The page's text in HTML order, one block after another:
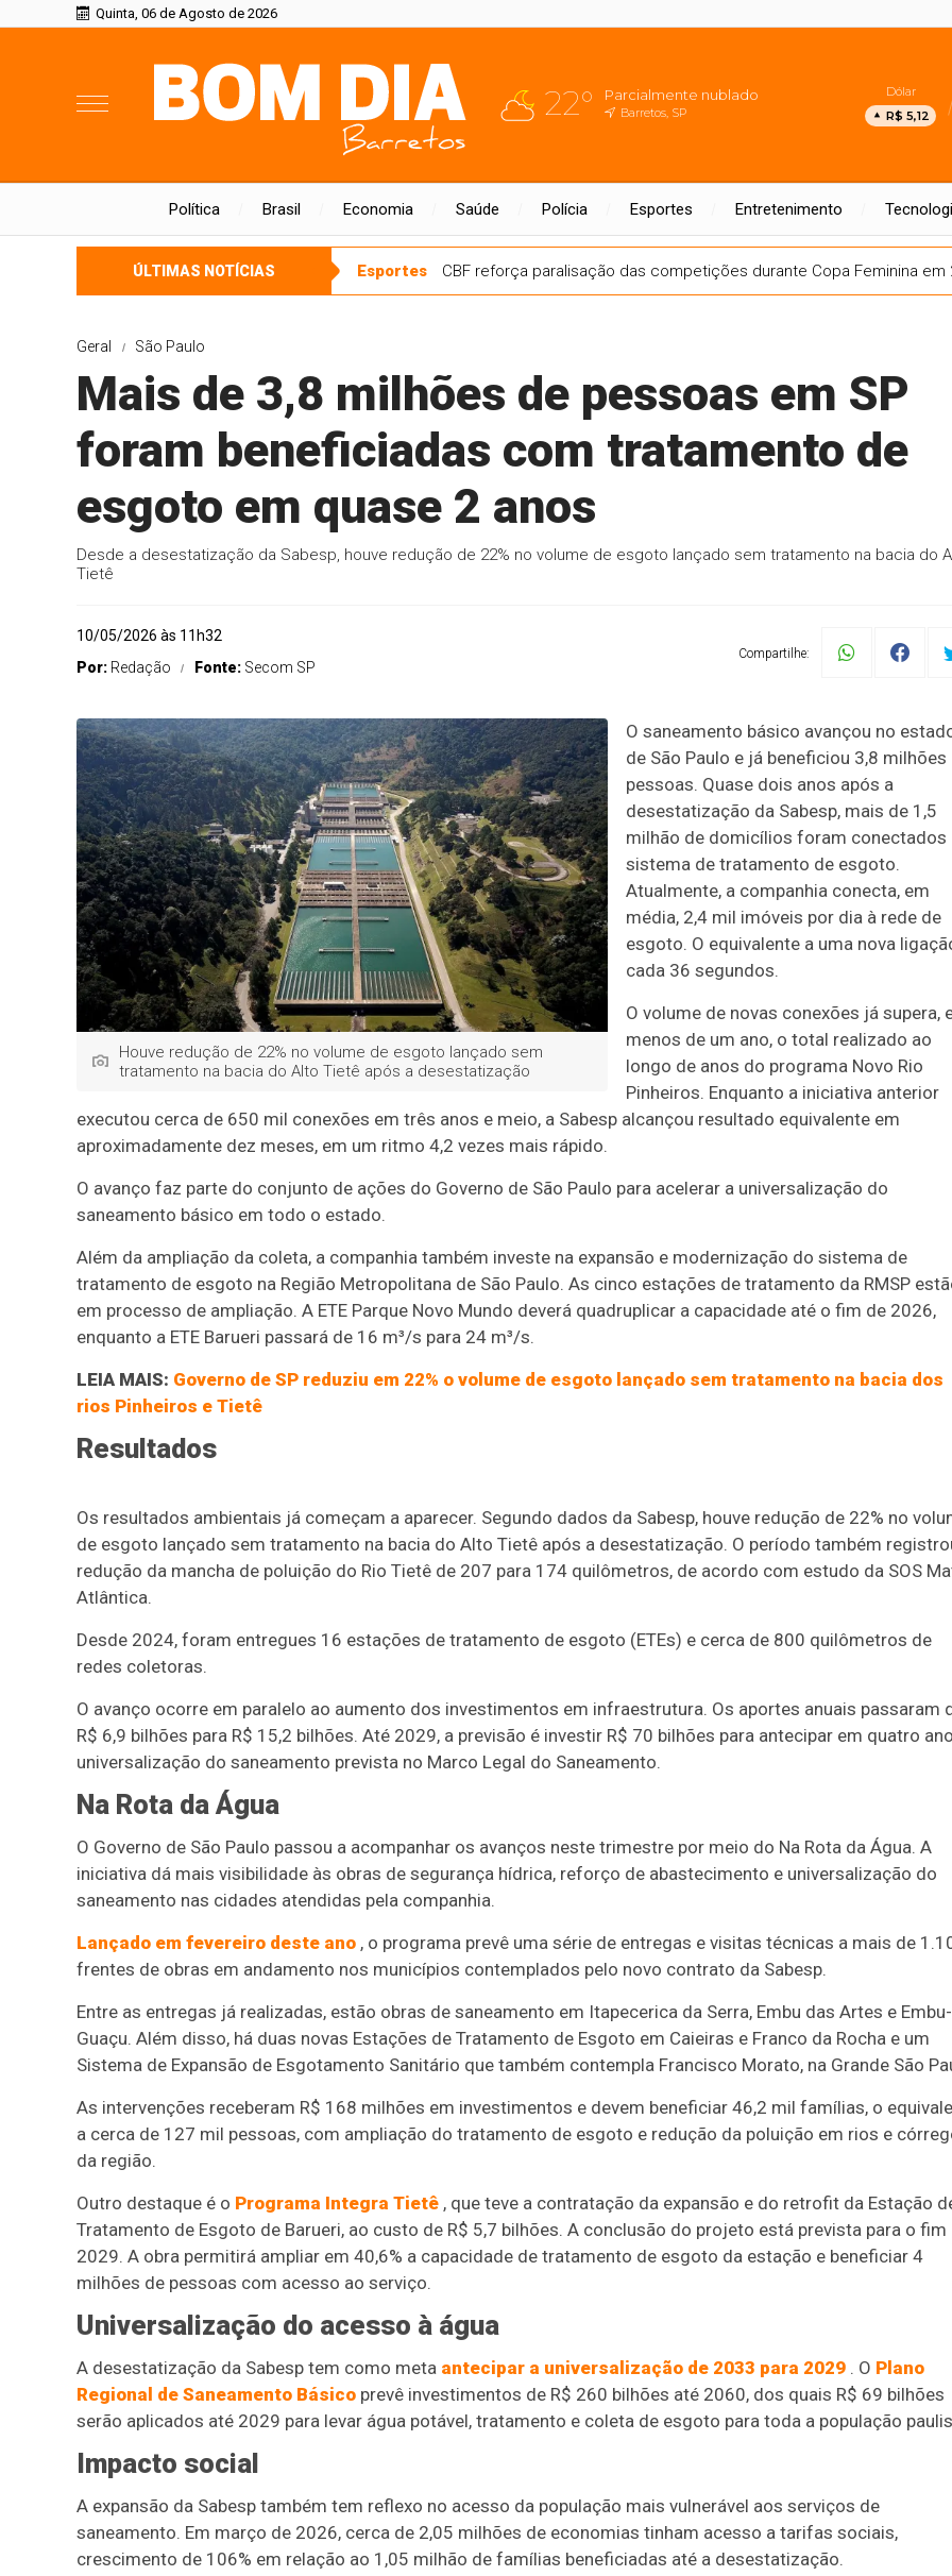
Quinta, 06 de Agosto de 2026
22° Parcialmente nublado
Barretos, SP
Dólar
R$ 5,12
Política Brasil Economia Saúde Polícia Esportes Entretenimento
ÚLTIMAS NOTÍCIAS Esportes CBF reforça paralisação das competições durante Copa Feminina em
Geral São Paulo
Mais de 3,8 milhões de pessoas em SP
foram beneficiadas com tratamento de
esgoto em quase 2 anos
Desde a desestatização da Sabesp, houve redução de 22% no volume de esgoto lançado sem tratamento na bacia do
Tietê
10/05/2026 às 11h32
Por: Redação Fonte: Secom SP
Compartilhe:
Houve redução de 22% no volume de esgoto lançado sem
tratamento na bacia do Alto Tietê após a desestatização
O saneamento básico avançou no
de São Paulo e já beneficiou 3,8 milhões
pessoas. Quase dois anos após a
desestatização da Sabesp, mais de 1,5
milhão de domicílios foram conectados
sistema de tratamento de esgoto.
Atualmente, a companhia conecta, em
média, 2,4 mil imóveis por dia à rede de
esgoto. O equivalente a uma nova
cada 36 segundos.
O volume de novas conexões já supera,
menos de um ano, o total realizado ao
longo de anos do programa Novo Rio
Pinheiros. Enquanto a iniciativa anterior
executou cerca de 650 mil conexões em três anos e meio, a Sabesp alcançou resultado equivalente em
aproximadamente dez meses, em um ritmo 4,2 vezes mais rápido.
O avanço faz parte do conjunto de ações do Governo de São Paulo para acelerar a universalização do
saneamento básico em todo o estado.
Além da ampliação da coleta, a companhia também investe na expansão e modernização do sistema de
tratamento de esgoto na Região Metropolitana de São Paulo. As cinco estações de tratamento da RMSP
em processo de ampliação. A ETE Parque Novo Mundo deverá quadruplicar a capacidade até o fim de 2026,
enquanto a ETE Barueri passará de 16 m³/s para 24 m³/s.
LEIA MAIS: Governo de SP reduziu em 22% o volume de esgoto lançado sem tratamento na bacia dos
rios Pinheiros e Tietê
Resultados
Os resultados ambientais já começam a aparecer. Segundo dados da Sabesp, houve redução de 22% no
de esgoto lançado sem tratamento na bacia do Alto Tietê após a desestatização. O período também
redução da mancha de poluição do Rio Tietê de 207 para 174 quilômetros, de acordo com estudo da SOS
Atlântica.
Desde 2024, foram entregues 16 estações de tratamento de esgoto (ETEs) e cerca de 800 quilômetros de
redes coletoras.
O avanço ocorre em paralelo ao aumento dos investimentos em infraestrutura. Os aportes anuais passaram
R$ 6,9 bilhões para R$ 15,2 bilhões. Até 2029, a previsão é investir R$ 70 bilhões para antecipar em quatro
universalização do saneamento prevista no Marco Legal do Saneamento.
Na Rota da Água
O Governo de São Paulo passou a acompanhar os avanços neste trimestre por meio do Na Rota da Água. A
iniciativa dá mais visibilidade às obras de segurança hídrica, reforço de abastecimento e universalização do
saneamento nas cidades atendidas pela companhia.
Lançado em fevereiro deste ano , o programa prevê uma série de entregas e visitas técnicas a mais de
frentes de obras em andamento nos municípios contemplados pelo novo contrato da Sabesp.
Entre as entregas já realizadas, estão obras de saneamento em Itapecerica da Serra, Embu das Artes e Embu-
Guaçu. Além disso, há duas novas Estações de Tratamento de Esgoto em Caieiras e Franco da Rocha e um
Sistema de Expansão de Esgotamento Sanitário que também contempla Francisco Morato, na Grande São
As intervenções receberam R$ 168 milhões em investimentos e devem beneficiar 46,2 mil famílias, o
a cerca de 127 mil pessoas, com ampliação do tratamento de esgoto e redução da poluição em rios e
da região.
Outro destaque é o Programa Integra Tietê , que teve a contratação da expansão e do retrofit da Estação
Tratamento de Esgoto de Barueri, ao custo de R$ 5,7 bilhões. A conclusão do projeto está prevista para o fim
2029. A obra permitirá ampliar em 40,6% a capacidade de tratamento de esgoto da estação e beneficiar 4
milhões de pessoas com acesso ao serviço.
Universalização do acesso à água
A desestatização da Sabesp tem como meta antecipar a universalização de 2033 para 2029 . O Plano
Regional de Saneamento Básico prevê investimentos de R$ 260 bilhões até 2060, dos quais R$ 69 bilhões
serão aplicados até 2029 para levar água potável, tratamento e coleta de esgoto para toda a população
Impacto social
A expansão da Sabesp também tem reflexo no acesso da população mais vulnerável aos serviços de
saneamento. Em março de 2026, cerca de 2,05 milhões de economias tinham acesso a tarifas sociais,
crescimento de 106% em relação ao 1,05 milhão de famílias beneficiadas até a desestatização.